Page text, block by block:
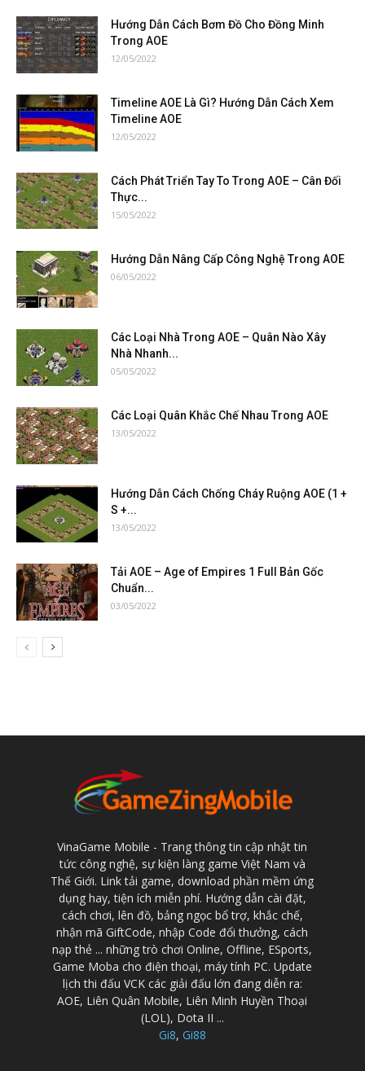
Hướng Dẫn Cách Bơm Đồ Cho Đồng Minh
Trong AOE
12/05/2022
Timeline AOE Là Gì? Hướng Dẫn Cách Xem
Timeline AOE
12/05/2022
Cách Phát Triển Tay To Trong AOE – Cân Đối
Thực...
15/05/2022
Hướng Dẫn Nâng Cấp Công Nghệ Trong AOE
06/05/2022
Các Loại Nhà Trong AOE – Quân Nào Xây
Nhà Nhanh...
05/05/2022
Các Loại Quân Khắc Chế Nhau Trong AOE
13/05/2022
Hướng Dẫn Cách Chống Cháy Ruộng AOE (1 +
S +...
13/05/2022
Tải AOE – Age of Empires 1 Full Bản Gốc
Chuẩn...
03/05/2022
VinaGame Mobile - Trang thông tin cập nhật tin
tức công nghệ, sự kiện làng game Việt Nam và
Thế Giới. Link tải game, download phần mềm ứng
dụng hay, tiện ích miễn phí. Hướng dẫn cài đặt,
cách chơi, lên đồ, bảng ngọc bổ trợ, khắc chế,
nhận mã GiftCode, nhập Code đổi thưởng, cách
nạp thẻ ... những trò chơi Online, Offline, ESports,
Game Moba cho điện thoại, máy tính PC. Update
lịch thi đấu VCK các giải đấu lớn đang diễn ra:
AOE, Liên Quân Mobile, Liên Minh Huyền Thoại
(LOL), Dota II ...
Gi8, Gi88